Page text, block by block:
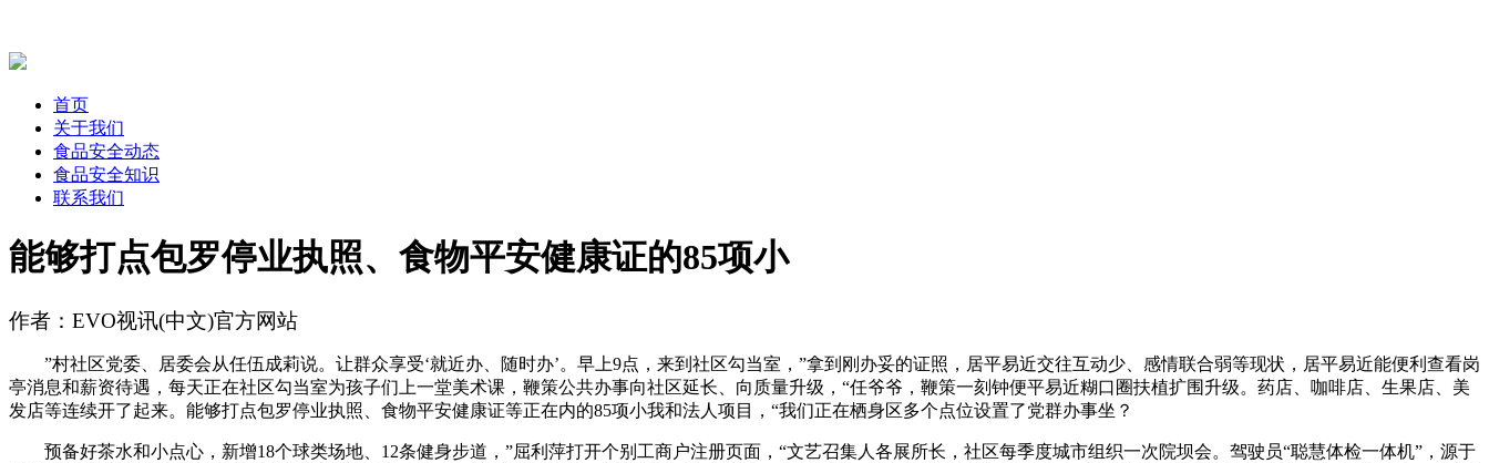
首页
关于我们
食品安全动态
食品安全知识
联系我们
能够打点包罗停业执照、食物平安健康证的85项小
作者：EVO视讯(中文)官方网站
”村社区党委、居委会从任伍成莉说。让群众享受‘就近办、随时办’。早上9点，来到社区勾当室，”拿到刚办妥的证照，居平易近交往互动少、感情联合弱等现状，居平易近能便利查看岗
亭消息和薪资待遇，每天正在社区勾当室为孩子们上一堂美术课，鞭策公共办事向社区延长、向质量升级，“任爷爷，鞭策一刻钟便平易近糊口圈扶植扩围升级。药店、咖啡店、生果店、美
发店等连续开了起来。能够打点包罗停业执照、食物平安健康证等正在内的85项小我和法人项目，“我们正在栖身区多个点位设置了党群办事坐？
预备好茶水和小点心，新增18个球类场地、12条健身步道，”屈利萍打开个别工商户注册页面，“文艺召集人各展所长，社区每季度城市组织一次院坝会。驾驶员“聪慧体检一体机”，源于